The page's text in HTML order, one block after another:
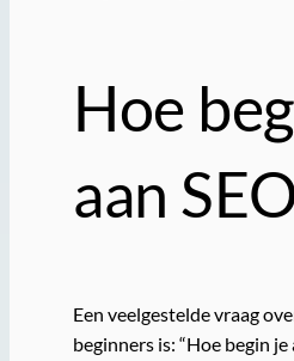
Hoe
aan
Een veelgestelde vraag
beginners is: “Hoe begin je